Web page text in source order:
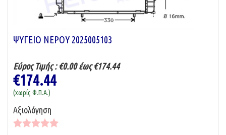
ΨΥΓΕΙΟ ΝΕΡΟΥ 2025005103
Εύρος Τιμής : €0.00 έως €174.44
€174.44
(χωρίς Φ.Π.Α.)
Αξιολόγηση